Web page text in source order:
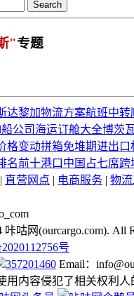
Search
"专题
达黎加物流方案航班中转
公司 海运订舱大全博茨
格变动拼箱免堆期进出口
名前十港口中国占七席跨
| 直营网点 | 电商服务 | 物
咕网(ourcargo.com). All
号
357201460 Email：
用内容侵犯了相关权利